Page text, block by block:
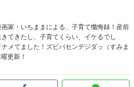
家・いちままによる、子育て懺悔録！産前
てきたし、子育てくらい、イケるでし
メてました！ズビバセンデジダッ（すみま
更新！